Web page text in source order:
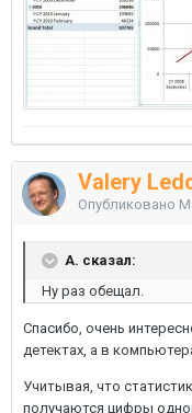
Valery
Опубликовано
A. сказал:
Ну раз обещал.
Спасибо, очень
детектах, а в
Учитывая, что
получаются цифры